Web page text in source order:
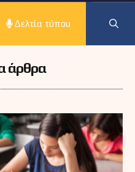
Δελτία τύπου
άρθρα